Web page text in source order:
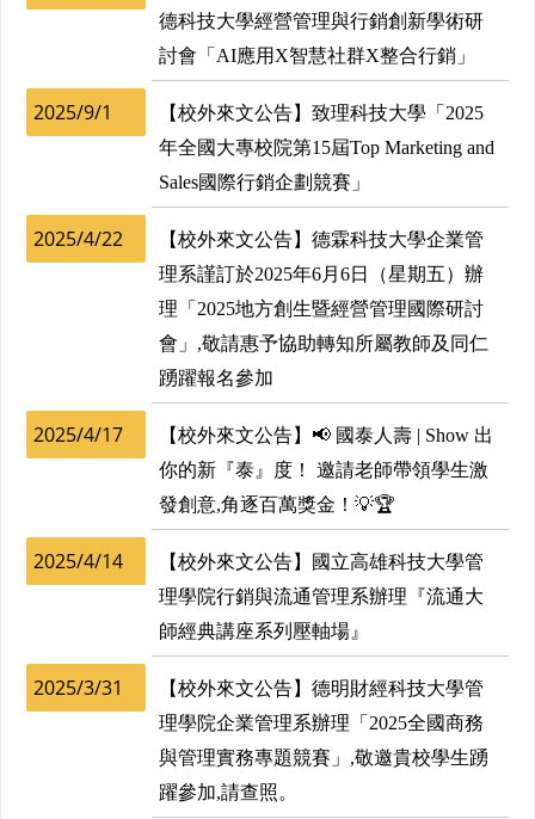
德科技大學經營管理與行銷創新學術研
討會「AI應用X智慧社群X整合行銷」
2025/9/1
【校外來文公告】致理科技大學「2025
年全國大專校院第15屆Top Marketing and
Sales國際行銷企劃競賽」
2025/4/22
【校外來文公告】德霖科技大學企業管
理系謹訂於2025年6月6日（星期五）辦
理「2025地方創生暨經營管理國際研討
會」,敬請惠予協助轉知所屬教師及同仁
踴躍報名參加
2025/4/17
【校外來文公告】📢 國泰人壽 | Show 出
你的新『泰』度！ 邀請老師帶領學生激
發創意,角逐百萬獎金！💡🏆
2025/4/14
【校外來文公告】國立高雄科技大學管
理學院行銷與流通管理系辦理『流通大
師經典講座系列壓軸場』
2025/3/31
【校外來文公告】德明財經科技大學管
理學院企業管理系辦理「2025全國商務
與管理實務專題競賽」,敬邀貴校學生踴
躍參加,請查照。